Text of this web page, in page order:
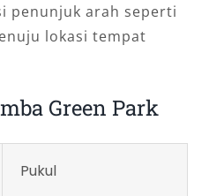
penunjuk arah seperti
lokasi tempat
Green Park
Pukul